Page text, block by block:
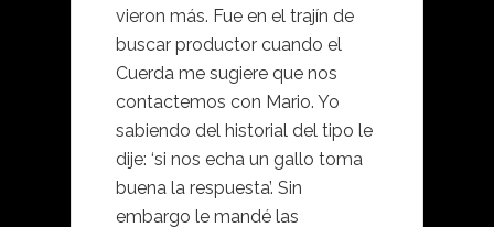
vieron más. Fue en el trajín de
buscar productor cuando el
Cuerda me sugiere que nos
contactemos con Mario. Yo
sabiendo del historial del tipo le
dije: ‘si nos echa un gallo toma
buena la respuesta’. Sin
embargo le mandé las